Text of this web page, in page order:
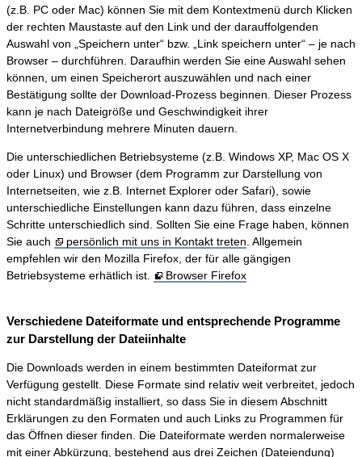
(z.B. PC oder Mac) können Sie mit dem Kontextmenü durch Klicken
der rechten Maustaste auf den Link und der darauffolgenden
Auswahl von „Speichern unter“ bzw. „Link speichern unter“ – je nach
Browser – durchführen. Daraufhin werden Sie eine Auswahl sehen
können, um einen Speicherort auszuwählen und nach einer
Bestätigung sollte der Download-Prozess beginnen. Dieser Prozess
kann je nach Dateigröße und Geschwindigkeit ihrer
Internetverbindung mehrere Minuten dauern.
Die unterschiedlichen Betriebsysteme (z.B. Windows XP, Mac OS X
oder Linux) und Browser (dem Programm zur Darstellung von
Internetseiten, wie z.B. Internet Explorer oder Safari), sowie
unterschiedliche Einstellungen kann dazu führen, dass einzelne
Schritte unterschiedlich sind. Sollten Sie eine Frage haben, können
Sie auch
persönlich mit uns in Kontakt treten . Allgemein
empfehlen wir den Mozilla Firefox, der für alle gängigen
Betriebsysteme erhätlich ist.
Browser Firefox
Verschiedene Dateiformate und entsprechende Programme
zur Darstellung der Dateiinhalte
Die Downloads werden in einem bestimmten Dateiformat zur
Verfügung gestellt. Diese Formate sind relativ weit verbreitet, jedoch
nicht standardmäßig installiert, so dass Sie in diesem Abschnitt
Erklärungen zu den Formaten und auch Links zu Programmen für
das Öffnen dieser finden. Die Dateiformate werden normalerweise
mit einer Abkürzung, bestehend aus drei Zeichen (Dateiendung)